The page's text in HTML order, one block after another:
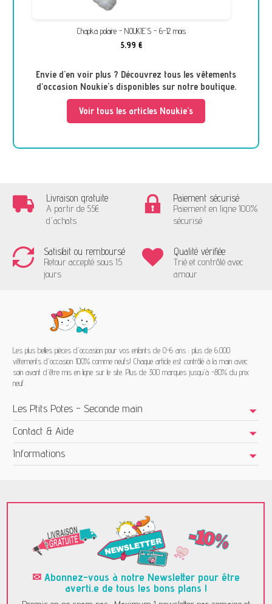
Chapka polaire - NOUKIE'S - 6-12 mois
5,99 €
Envie d'en voir plus ? Découvrez tous les vêtements
d’occasion Noukie's disponibles sur notre boutique.
Voir tous les articles Noukie's
Livraison gratuite
A partir de 55€
d'achats
Paiement sécurisé
Paiement en ligne 100%
sécurisé
Satisfait ou remboursé
Retour accepté sous 15
jours
Qualité vérifiée
Trié et contrôlé avec
amour
Les plus belles pièces d'occasion pour vos enfants de 0-6 ans : plus de 6.000
vêtements d'occasion 100% comme neufs! Chaque article est contrôlé à la main avec
soin avant d'être mis en ligne sur le site. Plus de 300 marques jusqu'à -80% du prix
neuf.
Les Ptits Potes - Seconde main
Contact & Aide
Informations
✉ Abonnez-vous à notre Newsletter pour être
averti.e de tous les bons plans !